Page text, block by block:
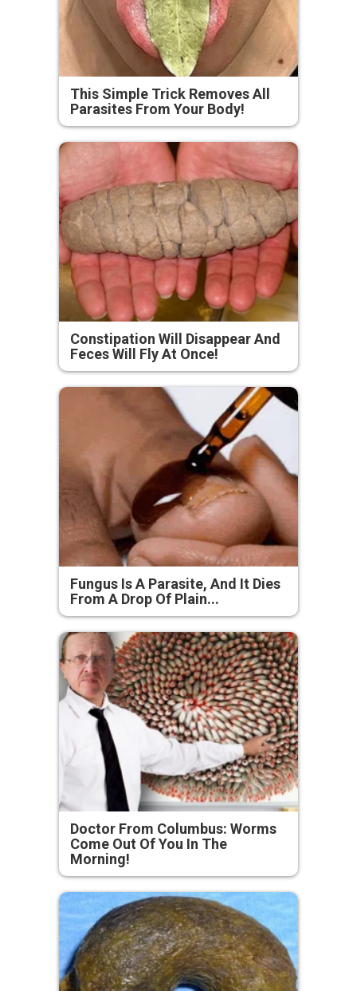
This Simple Trick Removes All
Parasites From Your Body!
Constipation Will Disappear And
Feces Will Fly At Once!
Fungus Is A Parasite, And It Dies
From A Drop Of Plain...
Doctor From Columbus: Worms
Come Out Of You In The
Morning!